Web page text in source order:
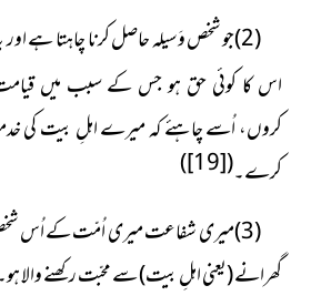
(2)جو شخص وَسیلہ حاصل کرنا چاہتا ہے اور یہ چاہتا ہے
اس کا کوئی حق ہو جس کے سبب میں
کروں، اُسے چاہئے کہ میرے اہلِ بیت کی
کرے۔(
[19]
)
(3)میری شفاعت میری اُمّت کے اُس شخص کےلئے
گھرانے (یعنی اہلِ بیت) سے محبّت رکھنے والا